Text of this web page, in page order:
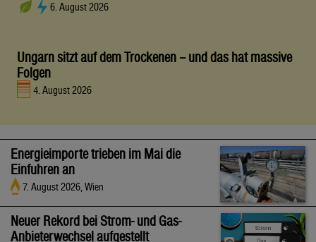
6. August 2026
Ungarn sitzt auf dem Trockenen – und das hat massive
Folgen
4. August 2026
Energieimporte trieben im Mai die
Einfuhren an
7. August 2026, Wien
Neuer Rekord bei Strom- und Gas-
Anbieterwechsel aufgestellt